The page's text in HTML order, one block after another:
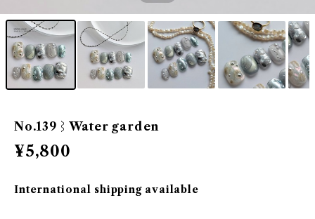
No.139⌇Water garden
¥5,800
International shipping available